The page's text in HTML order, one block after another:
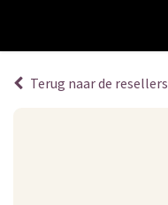
Terug naar de resellers